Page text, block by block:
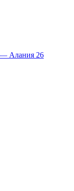
— Алания 26